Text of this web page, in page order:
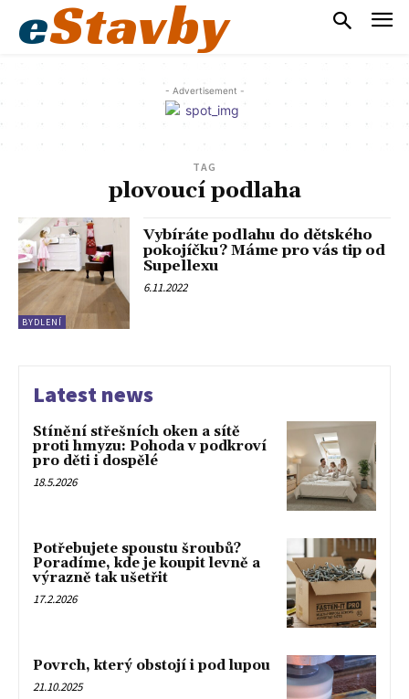
eStavby
- Advertisement -
TAG
plovoucí podlaha
BYDLENÍ
Vybíráte podlahu do dětského
pokojíčku? Máme pro vás tip od
Supellexu
6.11.2022
Latest news
Stínění střešních oken a sítě
proti hmyzu: Pohoda v podkroví
pro děti i dospělé
18.5.2026
Potřebujete spoustu šroubů?
Poradíme, kde je koupit levně a
výrazně tak ušetřit
17.2.2026
Povrch, který obstojí i pod lupou
21.10.2025